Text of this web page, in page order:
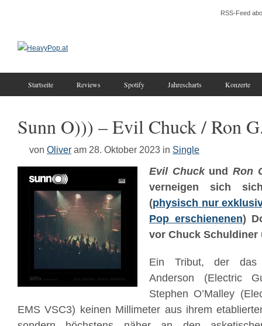
RSS-Feed
Startseite Reviews Spotify Jahrescharts Konzerte
Sunn O))) – Evil Chuck​ / ​Ron
von Oliver am 28. Oktober 2023 in Single
Evil ChuckundRon
verneigen sich
(physisch nur
Pop erschienenen)
vor Chuck Schuldiner
Ein Tribut, der
Anderson (Electric
Stephen O’Malley
EMS VSC3) keinen Millimeter aus ihrem